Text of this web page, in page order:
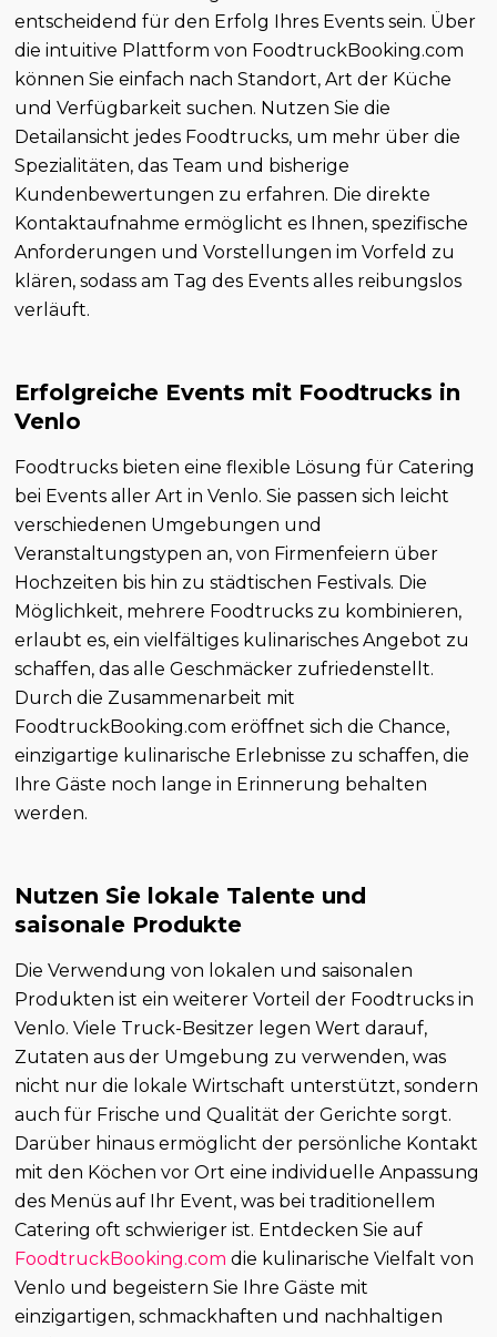
entscheidend für den Erfolg Ihres Events sein. Über
die intuitive Plattform von FoodtruckBooking.com
können Sie einfach nach Standort, Art der Küche
und Verfügbarkeit suchen. Nutzen Sie die
Detailansicht jedes Foodtrucks, um mehr über die
Spezialitäten, das Team und bisherige
Kundenbewertungen zu erfahren. Die direkte
Kontaktaufnahme ermöglicht es Ihnen, spezifische
Anforderungen und Vorstellungen im Vorfeld zu
klären, sodass am Tag des Events alles reibungslos
verläuft.
Erfolgreiche Events mit Foodtrucks in
Venlo
Foodtrucks bieten eine flexible Lösung für Catering
bei Events aller Art in Venlo. Sie passen sich leicht
verschiedenen Umgebungen und
Veranstaltungstypen an, von Firmenfeiern über
Hochzeiten bis hin zu städtischen Festivals. Die
Möglichkeit, mehrere Foodtrucks zu kombinieren,
erlaubt es, ein vielfältiges kulinarisches Angebot zu
schaffen, das alle Geschmäcker zufriedenstellt.
Durch die Zusammenarbeit mit
FoodtruckBooking.com eröffnet sich die Chance,
einzigartige kulinarische Erlebnisse zu schaffen, die
Ihre Gäste noch lange in Erinnerung behalten
werden.
Nutzen Sie lokale Talente und
saisonale Produkte
Die Verwendung von lokalen und saisonalen
Produkten ist ein weiterer Vorteil der Foodtrucks in
Venlo. Viele Truck-Besitzer legen Wert darauf,
Zutaten aus der Umgebung zu verwenden, was
nicht nur die lokale Wirtschaft unterstützt, sondern
auch für Frische und Qualität der Gerichte sorgt.
Darüber hinaus ermöglicht der persönliche Kontakt
mit den Köchen vor Ort eine individuelle Anpassung
des Menüs auf Ihr Event, was bei traditionellem
Catering oft schwieriger ist. Entdecken Sie auf
FoodtruckBooking.com die kulinarische Vielfalt von
Venlo und begeistern Sie Ihre Gäste mit
einzigartigen, schmackhaften und nachhaltigen